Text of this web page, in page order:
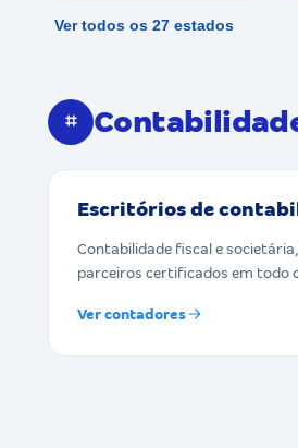
Ver todos os 27 estados
⌗
Escritórios de
Contabilidade fiscal e
parceiros certificados em todo
Ver contadores